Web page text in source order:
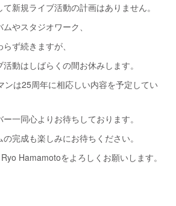
新規ライブ活動の計画はありません。
やスタジオワーク、
ず続きますが、
動はしばらくの間お休みします。
ンは25周年に相応しい内容を予定してい
一同心よりお待ちしております。
完成も楽しみにお待ちください。
Hamamotoをよろしくお願いします。